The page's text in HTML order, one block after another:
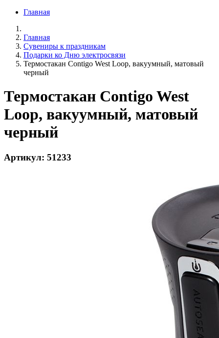
Главная
Главная
Сувениры к праздникам
Подарки ко Дню электросвязи
Термостакан Contigo West Loop, вакуумный, матовый
черный
Термостакан Contigo West
Loop, вакуумный, матовый
черный
Артикул: 51233